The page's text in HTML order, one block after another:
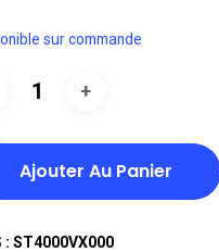
sur commande
Ajouter Au Panier
: ST4000VX000